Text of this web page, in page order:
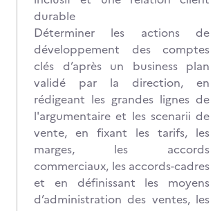
durable
Déterminer les actions de
développement des comptes
clés d’après un business plan
validé par la direction, en
rédigeant les grandes lignes de
l'argumentaire et les scenarii de
vente, en fixant les tarifs, les
marges, les accords
commerciaux, les accords-cadres
et en définissant les moyens
d’administration des ventes, les